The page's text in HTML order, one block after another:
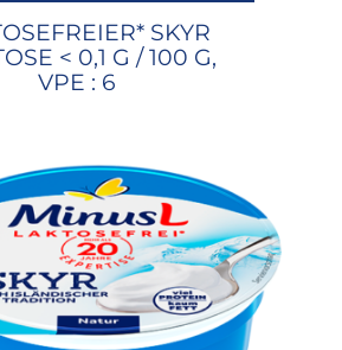
SKYR
< 0,1 G / 100 G,
VPE : 6